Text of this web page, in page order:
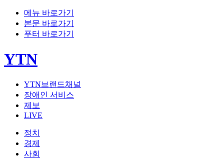
메뉴 바로가기
본문 바로가기
푸터 바로가기
YTN
YTN브랜드채널
장애인 서비스
제보
LIVE
정치
경제
사회